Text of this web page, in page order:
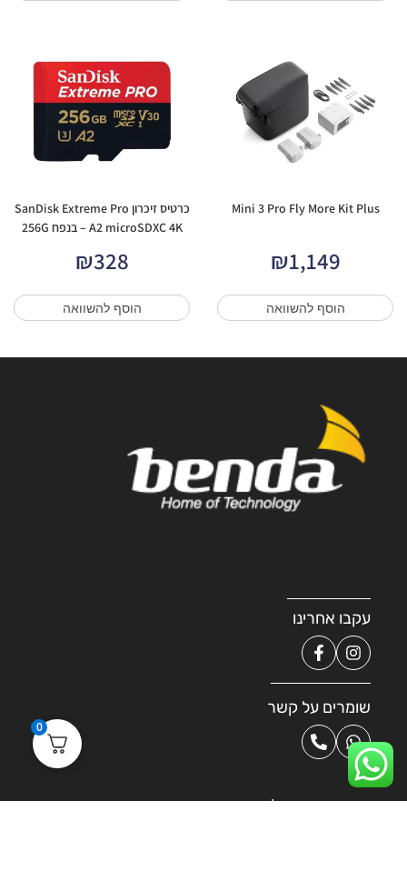
Mini 3 Pro Fly More Kit Plus
₪1,149
הוסף להשוואה
כרטיס זיכרון SanDisk Extreme Pro
A2 microSDXC 4K – בנפח 256G
₪328
הוסף להשוואה
עקבו אחרינו
שומרים על קשר
קטגוריות מובילות
0